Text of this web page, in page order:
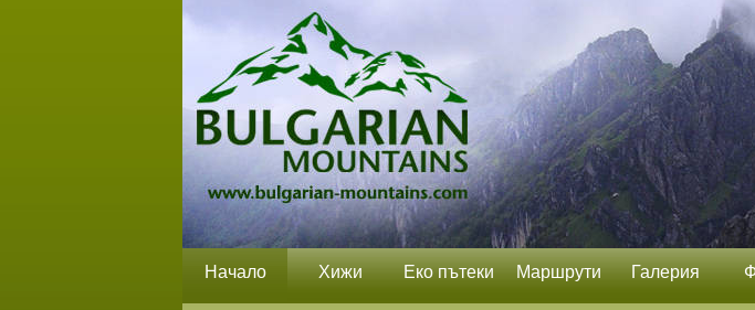
съдържание.
Прескачане
до
навигация
Лични
Секции
Начало Хижи Еко пътеки Маршрути Галерия